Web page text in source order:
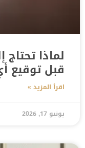
لماذا
قبل توقيع
اقرأ المزيد »
يونيو 17, 2026